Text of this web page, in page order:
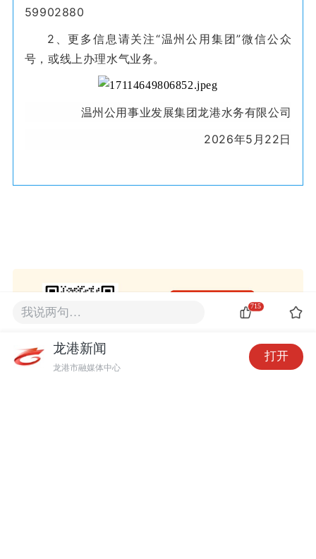
59902880
2、更多信息请关注“温州公用集团”微信公众
号，或线上办理水气业务。
温州公用事业发展集团龙港水务有限公司
2026年5月22日
我说两句… 715
龙港新闻
龙港市融媒体中心
打开